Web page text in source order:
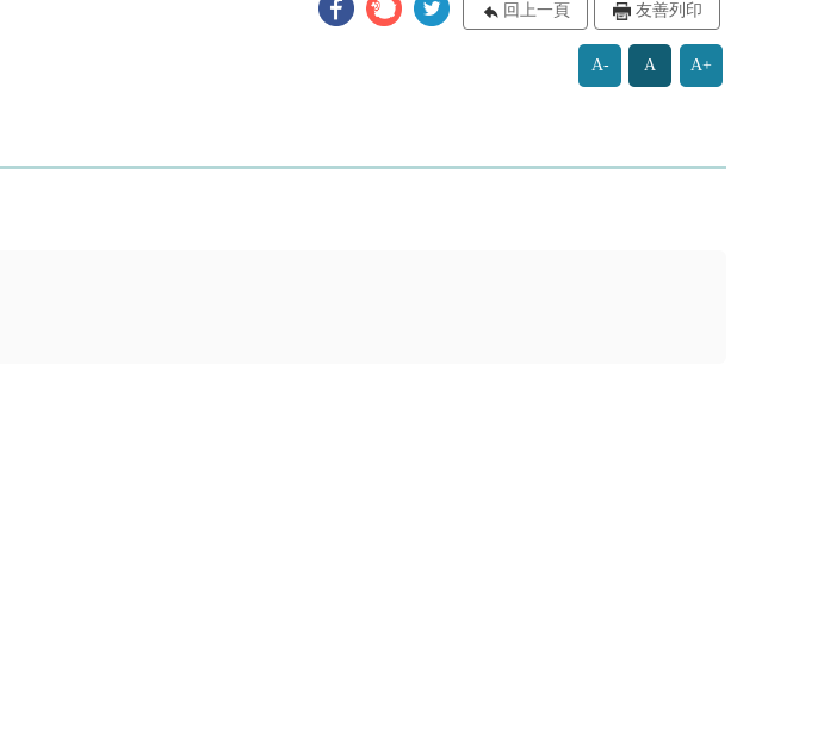
回上一頁 友善列印
A- A A+